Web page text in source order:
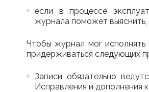
если в процессе
журнала поможет
Чтобы журнал мог
придерживаться следующих
Записи обязательно
Исправления и дополнения